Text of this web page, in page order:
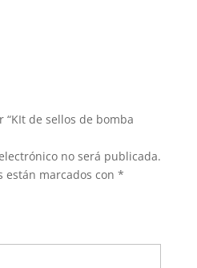
de sellos de bomba
no será publicada.
están marcados con *